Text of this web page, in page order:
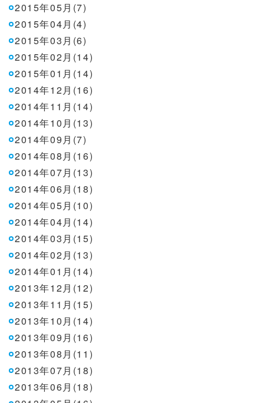
2015年05月(7)
2015年04月(4)
2015年03月(6)
2015年02月(14)
2015年01月(14)
2014年12月(16)
2014年11月(14)
2014年10月(13)
2014年09月(7)
2014年08月(16)
2014年07月(13)
2014年06月(18)
2014年05月(10)
2014年04月(14)
2014年03月(15)
2014年02月(13)
2014年01月(14)
2013年12月(12)
2013年11月(15)
2013年10月(14)
2013年09月(16)
2013年08月(11)
2013年07月(18)
2013年06月(18)